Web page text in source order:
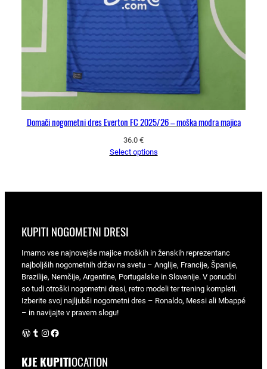
Domači nogometni dres Everton FC 2025/26 – moška modra majica
36.0 €
Select options
KUPITI NOGOMETNI DRESI
Imamo vse najnovejše majice moških in ženskih reprezentanc
najboljših nogometnih držav na svetu – Anglije, Francije, Španije,
Brazilije, Nemčije, Argentine, Portugalske in Slovenije. V ponudbi
so tudi otroški nogometni dresi, retro modeli ter trening kompleti.
Izberite svoj najljubši nogometni dres – Ronaldo, Messi ali Mbappé
– in navijajte v pravem slogu!
WordPress Instagram Facebook
KJE KUPITIOCATION